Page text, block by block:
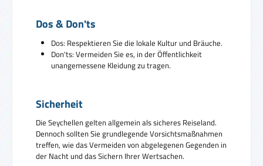
Dos & Don'ts
Dos: Respektieren Sie die lokale Kultur und Bräuche.
Don'ts: Vermeiden Sie es, in der Öffentlichkeit
unangemessene Kleidung zu tragen.
Sicherheit
Die Seychellen gelten allgemein als sicheres Reiseland.
Dennoch sollten Sie grundlegende Vorsichtsmaßnahmen
treffen, wie das Vermeiden von abgelegenen Gegenden in
der Nacht und das Sichern Ihrer Wertsachen.